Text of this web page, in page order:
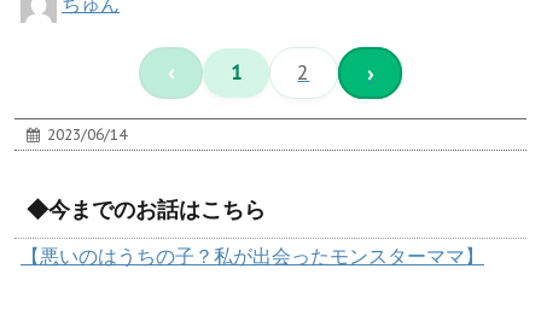
‹ 1 2 ›
2023/06/14
◆今までのお話はこちら
【悪いのはうちの子？私が出会ったモンスターママ】